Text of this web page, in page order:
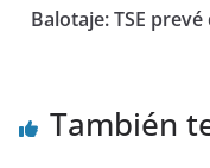
Balotaje: TSE
También